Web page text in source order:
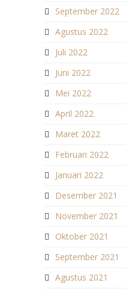
September 2022
Agustus 2022
Juli 2022
Juni 2022
Mei 2022
April 2022
Maret 2022
Februari 2022
Januari 2022
Desember 2021
November 2021
Oktober 2021
September 2021
Agustus 2021